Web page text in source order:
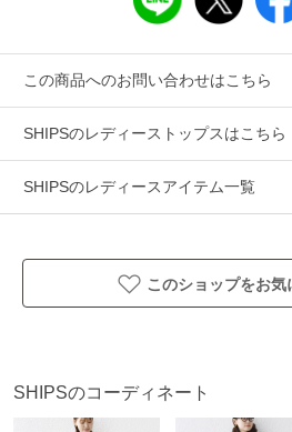
生地の厚み：薄手
透け感：有
水洗い：可
引っ掛かりに十分にご注意ください
※製品の特性上、洗濯の後に縮みや
画像をご参照ください。
※末永く愛用頂く為に、アテンショ
この商品へのお問い合わせはこちら
SHIPSのレディーストップスはこちら
SHIPSのレディースアイテム一覧
このショップをお気
SHIPSのコーディネート